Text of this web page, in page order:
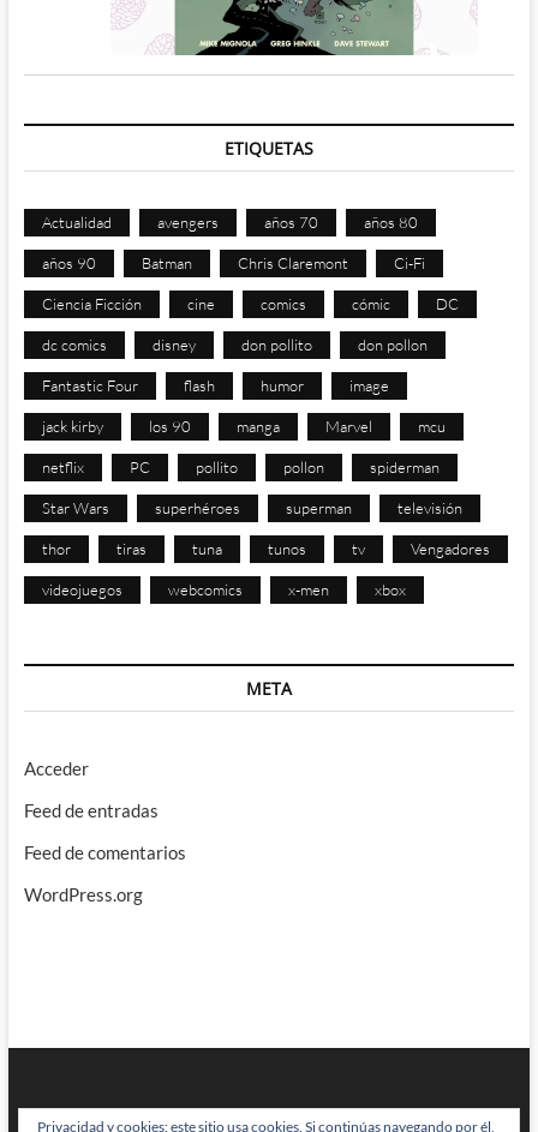
ETIQUETAS
Actualidad avengers años 70 años 80
años 90 Batman Chris Claremont Ci-Fi
Ciencia Ficción cine comics cómic DC
dc comics disney don pollito don pollon
Fantastic Four flash humor image
jack kirby los 90 manga Marvel mcu
netflix PC pollito pollon spiderman
Star Wars superhéroes superman televisión
thor tiras tuna tunos tv Vengadores
videojuegos webcomics x-men xbox
META
Acceder
Feed de entradas
Feed de comentarios
WordPress.org
Privacidad y cookies: este sitio usa cookies. Si continúas navegando por él,